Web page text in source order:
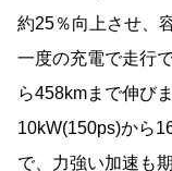
約25％向上させ、
一度の充電で走行
ら458kmまで伸び
10kW(150ps)から
で、力強い加速も